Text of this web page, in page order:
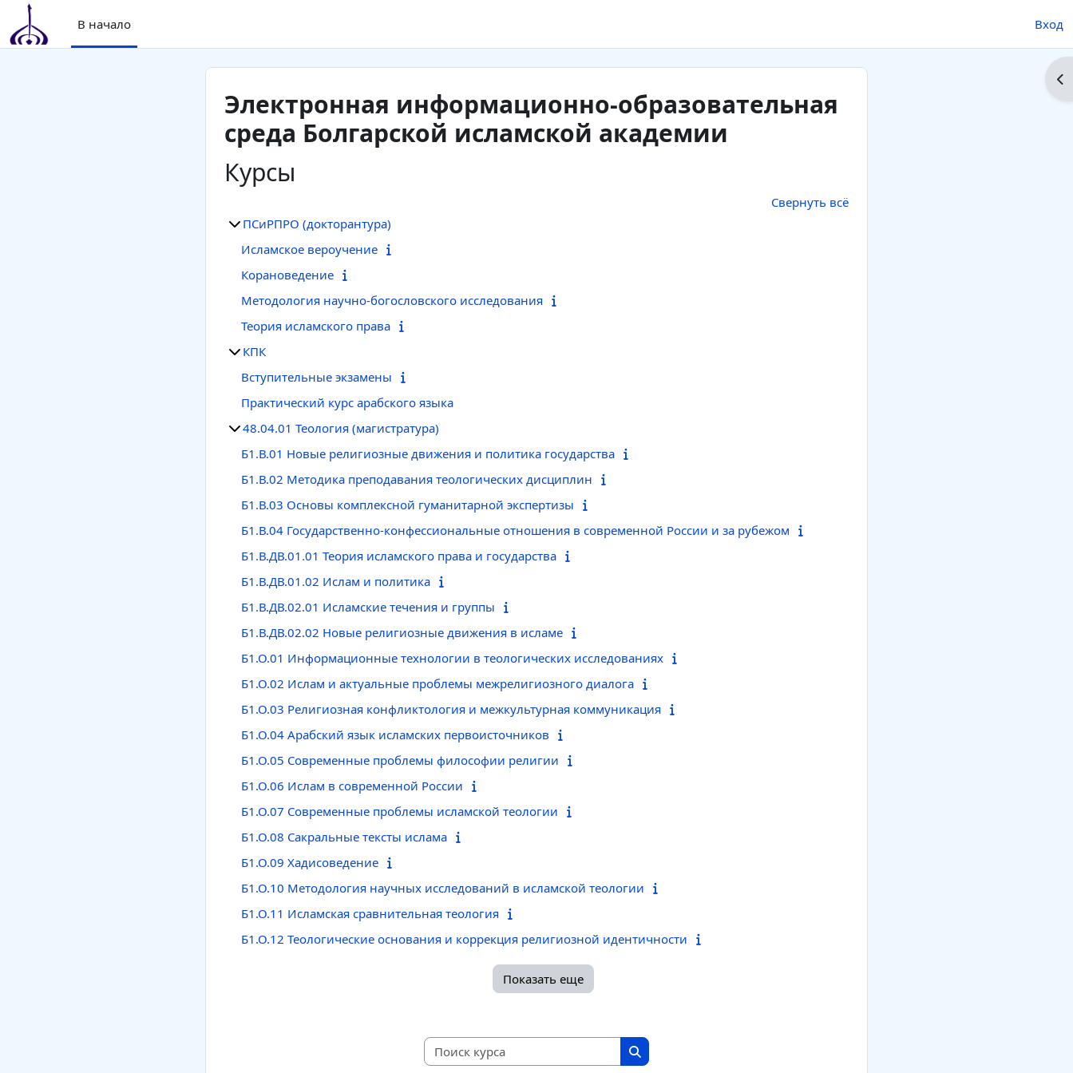
Перейти к основному содержанию
В начало
Вход
Электронная информационно-образовательная
среда Болгарской исламской академии
Курсы
Свернуть всё
ПСиРПРО (докторантура)
Исламское вероучение
Корановедение
Методология научно-богословского исследования
Теория исламского права
КПК
Вступительные экзамены
Практический курс арабского языка
48.04.01 Теология (магистратура)
Б1.В.01 Новые религиозные движения и политика государства
Б1.В.02 Методика преподавания теологических дисциплин
Б1.В.03 Основы комплексной гуманитарной экспертизы
Б1.В.04 Государственно-конфессиональные отношения в современной России и за рубежом
Б1.В.ДВ.01.01 Теория исламского права и государства
Б1.В.ДВ.01.02 Ислам и политика
Б1.В.ДВ.02.01 Исламские течения и группы
Б1.В.ДВ.02.02 Новые религиозные движения в исламе
Б1.О.01 Информационные технологии в теологических исследованиях
Б1.О.02 Ислам и актуальные проблемы межрелигиозного диалога
Б1.О.03 Религиозная конфликтология и межкультурная коммуникация
Б1.О.04 Арабский язык исламских первоисточников
Б1.О.05 Современные проблемы философии религии
Б1.О.06 Ислам в современной России
Б1.О.07 Современные проблемы исламской теологии
Б1.О.08 Сакральные тексты ислама
Б1.О.09 Хадисоведение
Б1.О.10 Методология научных исследований в исламской теологии
Б1.О.11 Исламская сравнительная теология
Б1.О.12 Теологические основания и коррекция религиозной идентичности
Показать еще
Поиск курса
Поиск курса